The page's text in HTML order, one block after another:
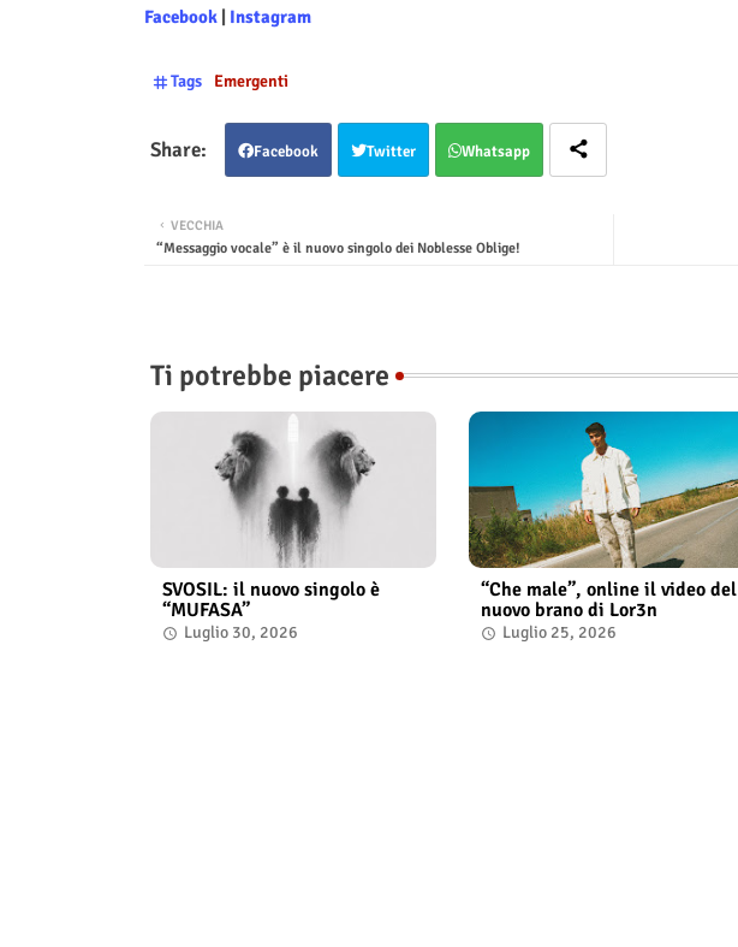
Facebook| Instagram
Tags Emergenti
Facebook Twitter Whatsapp
VECCHIA
“Messaggio vocale” è il nuovo singolo dei Noblesse Oblige!
Ti potrebbe piacere
SVOSIL: il nuovo singolo è
“MUFASA”
Luglio 30, 2026
“Che male”, online il video del
nuovo brano di Lor3n
Luglio 25, 2026